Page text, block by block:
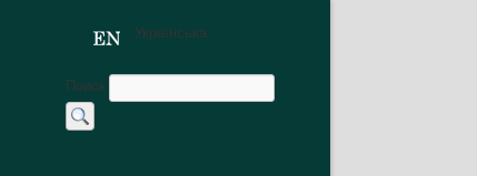
Українська
Поиск